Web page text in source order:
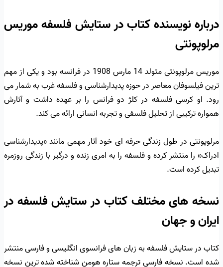
درباره نویسنده کتاب در ستایش فلسفه موریس
مرلوپونتی
موریس مرلوپونتی متولد 14 مارس 1908 در فرانسه بود و یکی از مهم
ترین فیلسوفان معاصر در حوزه پدیدارشناسی و فلسفه غرب به شمار می
رود. او کرسی فلسفه در کلژ دو فرانس را بر عهده داشت و آثارش
همواره ترکیبی از تحلیل فلسفی و تجربه انسانی ارائه می کند.
مرلوپونتی در طول زندگی حرفه ای خود آثار مهمی مانند «پدیدارشناسی
ادراک» را منتشر کرده و فلسفه را به امری زنده و درگیر با زندگی روزمره
تبدیل کرده است.
نسخه های مختلف کتاب در ستایش فلسفه در
ایران و جهان
کتاب در ستایش فلسفه به زبان های فرانسوی انگلیسی و فارسی منتشر
شده است. نسخه فارسی ترجمه ستاره هومن شناخته شده ترین نسخه